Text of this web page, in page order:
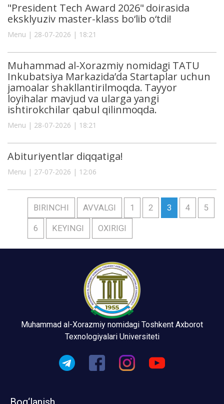
"President Tech Award 2026" doirasida
eksklyuziv master-klass bo‘lib o‘tdi!
Menu | 28-07-2026 | 18:21
Muhammad al-Xorazmiy nomidagi TATU
Inkubatsiya Markazida’da Startaplar uchun
jamoalar shakllantirilmoqda. Tayyor
loyihalar mavjud va ularga yangi
ishtirokchilar qabul qilinmoqda.
Menu | 28-07-2026 | 18:21
Abituriyentlar diqqatiga!
Menu | 27-07-2026 | 12:06
BIRINCHI AVVALGI 1 2 3 4 5
6 KEYINGI OXIRIGI
Muhammad al-Xorazmiy nomidagi Toshkent Axborot
Texnologiyalari Universiteti